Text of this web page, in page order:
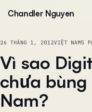
Chandler Nguyen
26 THÁNG 1, 2012VIỆT NAM5
Vì sao
chưa
Nam?